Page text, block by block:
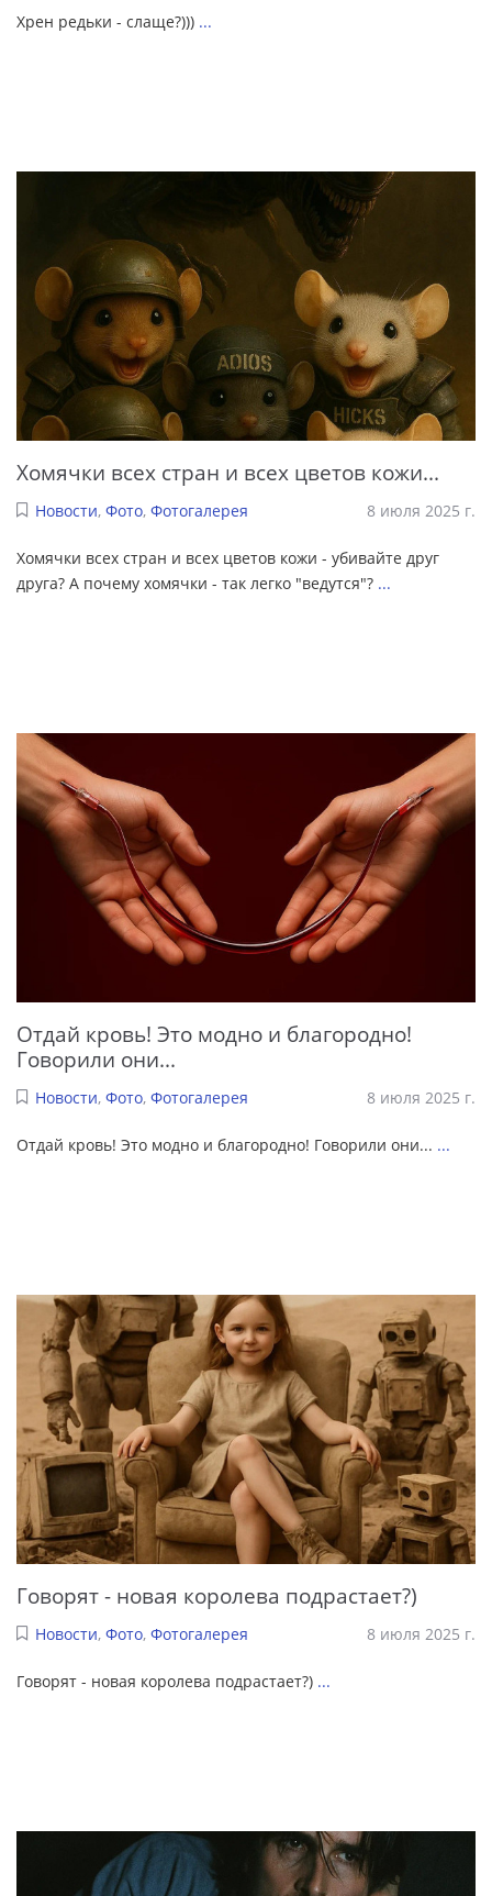
Хрен редьки - слаще?))) ...
Хомячки всех стран и всех цветов кожи...
Новости, Фото, Фотогалерея 8 июля 2025 г.
Хомячки всех стран и всех цветов кожи - убивайте друг
друга? А почему хомячки - так легко "ведутся"? ...
Отдай кровь! Это модно и благородно!
Говорили они...
Новости, Фото, Фотогалерея 8 июля 2025 г.
Отдай кровь! Это модно и благородно! Говорили они... ...
Говорят - новая королева подрастает?)
Новости, Фото, Фотогалерея 8 июля 2025 г.
Говорят - новая королева подрастает?) ...